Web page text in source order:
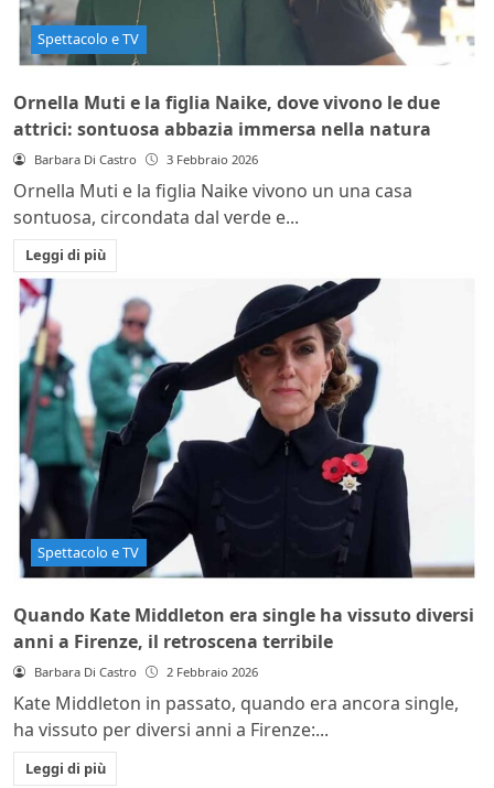
Spettacolo e TV
Ornella Muti e la figlia Naike, dove vivono le due
attrici: sontuosa abbazia immersa nella natura
Barbara Di Castro 3 Febbraio 2026
Ornella Muti e la figlia Naike vivono un una casa
sontuosa, circondata dal verde e...
Leggi di più
Spettacolo e TV
Quando Kate Middleton era single ha vissuto diversi
anni a Firenze, il retroscena terribile
Barbara Di Castro 2 Febbraio 2026
Kate Middleton in passato, quando era ancora single,
ha vissuto per diversi anni a Firenze:...
Leggi di più